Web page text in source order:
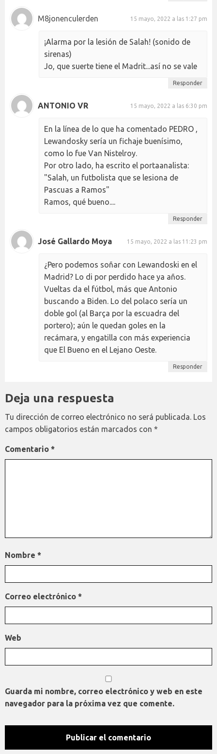
M8jonenculerden 15 mayo, 2022 a las 1:27 pm
¡Alarma por la lesión de Salah! (sonido de
sirenas)
Jo, que suerte tiene el Madrit...así no se vale
Responder
ANTONIO VR 15 mayo, 2022 a las 6:30 pm
En la línea de lo que ha comentado PEDRO ,
Lewandosky sería un fichaje buenísimo,
como lo fue Van Nistelroy.
Por otro lado, ha escrito el portaanalista:
"Salah, un futbolista que se lesiona de
Pascuas a Ramos"
Ramos, qué bueno....
Responder
José Gallardo Moya 15 mayo, 2022 a las 11:23 pm
¿Pero podemos soñar con Lewandoski en el
Madrid? Lo di por perdido hace ya años.
Vueltas da el fútbol, más que Antonio
buscando a Biden. Lo del polaco sería un
doble gol (al Barça por la escuadra del
portero); aún le quedan goles en la
recámara, y engatilla con más experiencia
que El Bueno en el Lejano Oeste.
Responder
Deja una respuesta
Tu dirección de correo electrónico no será publicada. Los
campos obligatorios están marcados con *
Comentario *
Nombre *
Correo electrónico *
Web
Guarda mi nombre, correo electrónico y web en este
navegador para la próxima vez que comente.